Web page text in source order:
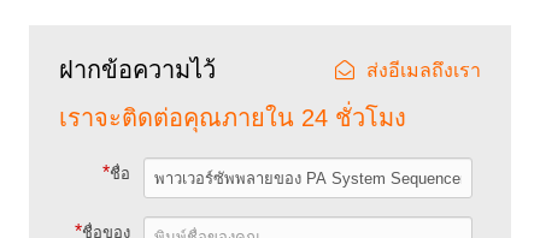
ฝากข้อความไว้ ส่งอีเมลถึงเรา
เราจะติดต่อคุณภายใน 24 ชั่วโมง
*ชื่อ
*ชื่อของ